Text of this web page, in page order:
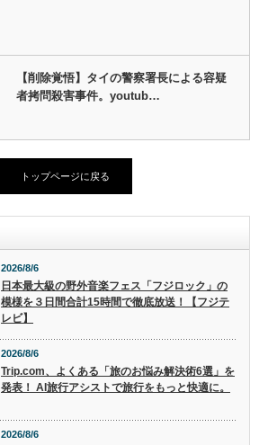
【削除覚悟】タイの警察署長による容疑
者拷問殺害事件。youtub…
トップページに戻る
2026/8/6
日本最大級の野外音楽フェス「フジロック」の
模様を３日間合計15時間で徹底放送！【フジテ
レビ】
2026/8/6
Trip.com、よくある「旅のお悩み解決術6選」を
発表！ AI旅行アシストで旅行をもっと快適に。
2026/8/6